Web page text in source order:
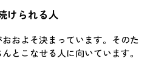
けられる人
およそ決まっています。そのた
とこなせる人に向いています。